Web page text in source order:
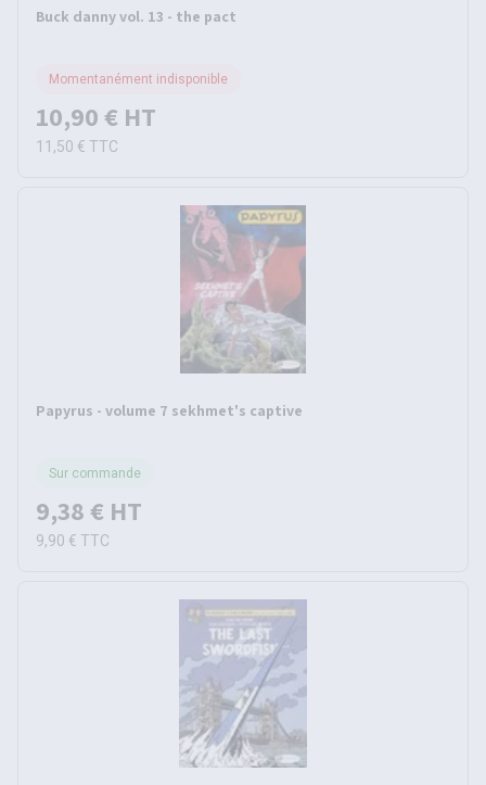
Buck danny vol. 13 - the pact
Momentanément indisponible
10,90 € HT
11,50 € TTC
Papyrus - volume 7 sekhmet's captive
Sur commande
9,38 € HT
9,90 € TTC